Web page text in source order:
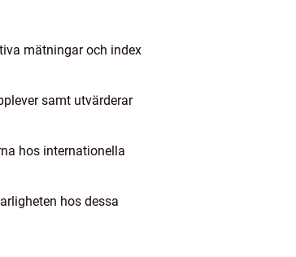
mätningar och index
samt utvärderar
hos internationella
hos dessa